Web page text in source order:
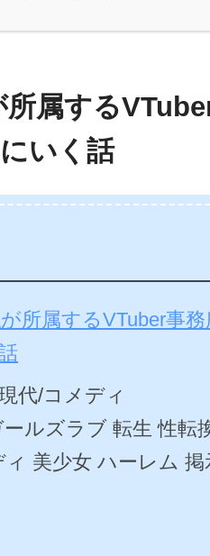
属する
いく話
所属するVTuber事
代/コメディ
ルズラブ 転生 性転
美少女 ハーレム